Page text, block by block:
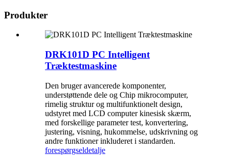
Produkter
DRK101D PC Intelligent
Træktestmaskine
Den bruger avancerede komponenter,
understøttende dele og Chip mikrocomputer,
rimelig struktur og multifunktionelt design,
udstyret med LCD computer kinesisk skærm,
med forskellige parameter test, konvertering,
justering, visning, hukommelse, udskrivning og
andre funktioner inkluderet i standarden.
forespørgseldetalje